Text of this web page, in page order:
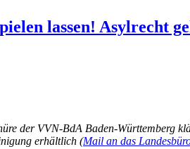
lassen! Asylrecht
der VVN-BdA Baden-Württemberg
erhältlich (Mail an das